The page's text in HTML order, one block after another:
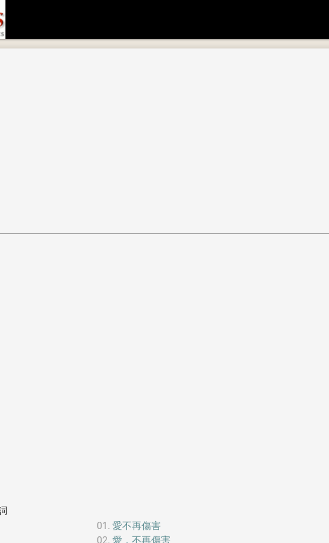
愛不再傷害
愛，不再傷害